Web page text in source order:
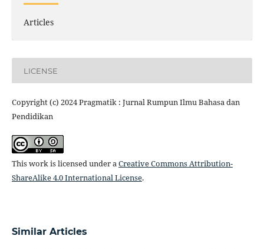
Articles
LICENSE
Copyright (c) 2024 Pragmatik : Jurnal Rumpun Ilmu Bahasa dan
Pendidikan
This work is licensed under aCreative Commons Attribution-
ShareAlike 4.0 International License.
Similar Articles